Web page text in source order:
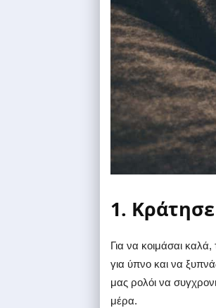
1.
Για να κοιμάσαι
για ύπνο και να
μας ρολόι να
μέρα.